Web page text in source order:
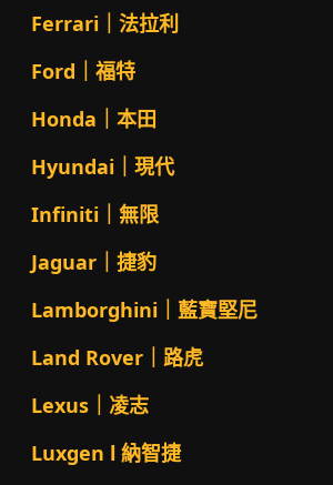
Ferrari｜法拉利
Ford｜福特
Honda｜本田
Hyundai｜現代
Infiniti｜無限
Jaguar｜捷豹
Lamborghini｜藍寶堅尼
Land Rover｜路虎
Lexus｜凌志
Luxgen l 納智捷